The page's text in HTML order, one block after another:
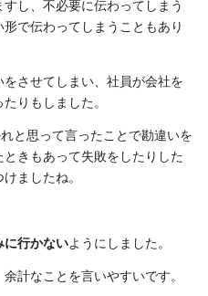
し、不必要に伝わってしまう
で伝わってしまうこともあり
させてしまい、社員が会社を
りもしました。
と思って言ったことで勘違いを
きもあって失敗をしたりした
ましたね。
に行かないようにしました。
計なことを言いやすいです。